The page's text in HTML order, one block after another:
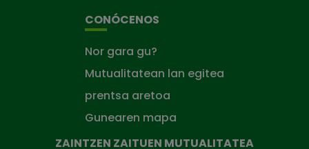
CONÓCENOS
Nor gara gu?
Mutualitatean lan egitea
prentsa aretoa
Gunearen mapa
ZAINTZEN ZAITUEN MUTUALITATEA